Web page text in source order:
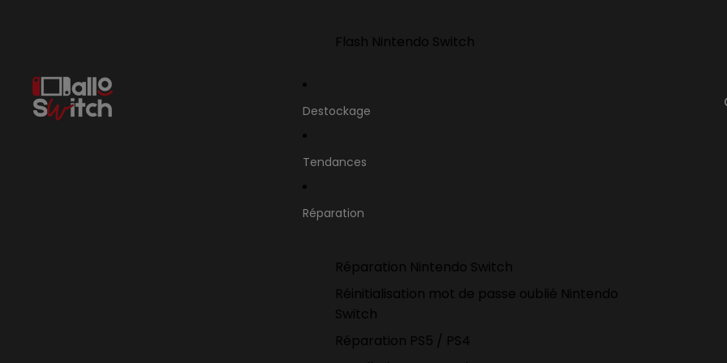
Flash Nintendo Switch
Destockage
Tendances
Réparation
Réparation Nintendo Switch
Réinitialisation mot de passe oublié Nintendo
Switch
Réparation PS5 / PS4